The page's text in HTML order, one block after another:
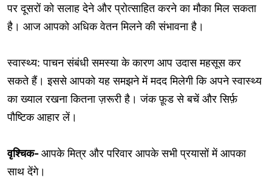
पर दूसरों को सलाह देने और प्रोत्साहित करने का मौका मिल सकता
है। आज आपको अधिक वेतन मिलने की संभावना है।
स्वास्थ्य: पाचन संबंधी समस्या के कारण आप उदास महसूस कर
सकते हैं। इससे आपको यह समझने में मदद मिलेगी कि अपने स्वास्थ्य
का ख्याल रखना कितना ज़रूरी है। जंक फ़ूड से बचें और सिर्फ़
पौष्टिक आहार लें।
वृश्चिक-आपके मित्र और परिवार आपके सभी प्रयासों में आपका
साथ देंगे।